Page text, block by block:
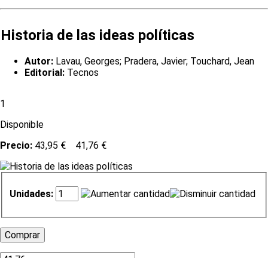
Historia de las ideas políticas
Autor: Lavau, Georges; Pradera, Javier; Touchard, Jean
Editorial: Tecnos
1
Disponible
Precio: 43,95 € 41,76 €
Unidades: